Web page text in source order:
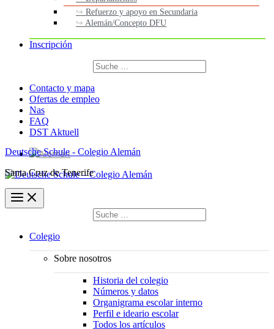
Refuerzo y apoyo en Secundaria
Alemán/Concepto DFU
Inscripción
Buscar
por:
Contacto y mapa
Ofertas de empleo
Nas
FAQ
DST Aktuell
Deutsche Schule - Colegio Alemán
Santa Cruz de Tenerife
Buscar
por:
Colegio
Sobre nosotros
Historia del colegio
Números y datos
Organigrama escolar interno
Perfil e ideario escolar
Todos los artículos